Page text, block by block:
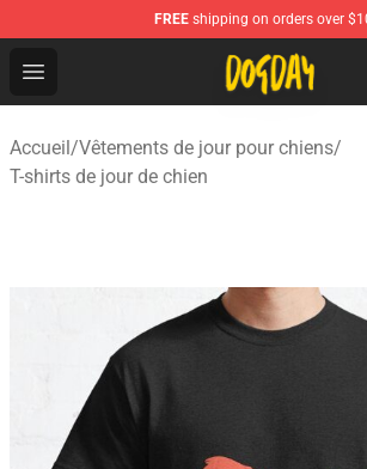
FREE shipping on orders over
Open menu
DogDay Store - Official DogDay
Accueil/Vêtements de jour pour chiens/
T-shirts de jour de chien